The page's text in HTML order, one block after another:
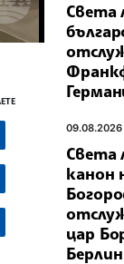
Света
Света
канон
цар
Берлин